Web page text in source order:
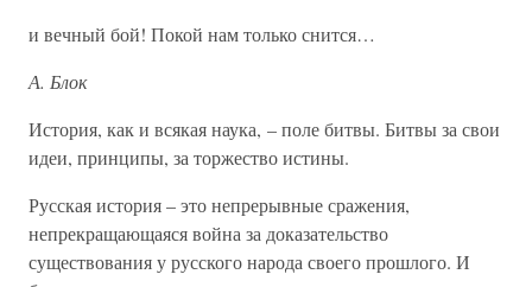
и вечный бой! Покой нам только снится…
А. Блок
История, как и всякая наука, – поле битвы. Битвы за свои
идеи, принципы, за торжество истины.
Русская история – это непрерывные сражения,
непрекращающаяся война за доказательство
существования у русского народа своего прошлого. И